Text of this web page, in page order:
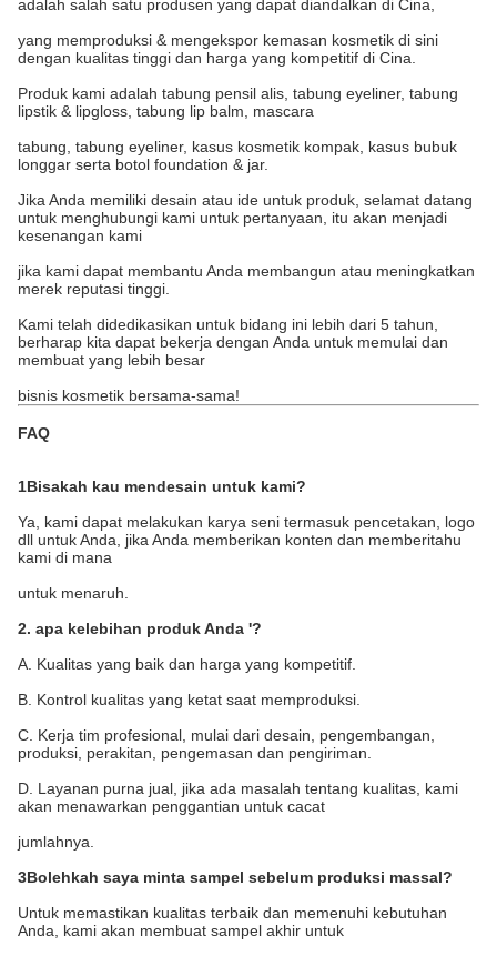
adalah salah satu produsen yang dapat diandalkan di Cina,
yang memproduksi & mengekspor kemasan kosmetik di sini
dengan kualitas tinggi dan harga yang kompetitif di Cina.
Produk kami adalah tabung pensil alis, tabung eyeliner, tabung
lipstik & lipgloss, tabung lip balm, mascara
tabung, tabung eyeliner, kasus kosmetik kompak, kasus bubuk
longgar serta botol foundation & jar.
Jika Anda memiliki desain atau ide untuk produk, selamat datang
untuk menghubungi kami untuk pertanyaan, itu akan menjadi
kesenangan kami
jika kami dapat membantu Anda membangun atau meningkatkan
merek reputasi tinggi.
Kami telah didedikasikan untuk bidang ini lebih dari 5 tahun,
berharap kita dapat bekerja dengan Anda untuk memulai dan
membuat yang lebih besar
bisnis kosmetik bersama-sama!
FAQ
1Bisakah kau mendesain untuk kami?
Ya, kami dapat melakukan karya seni termasuk pencetakan, logo
dll untuk Anda, jika Anda memberikan konten dan memberitahu
kami di mana
untuk menaruh.
2. apa kelebihan produk Anda '?
A. Kualitas yang baik dan harga yang kompetitif.
B. Kontrol kualitas yang ketat saat memproduksi.
C. Kerja tim profesional, mulai dari desain, pengembangan,
produksi, perakitan, pengemasan dan pengiriman.
D. Layanan purna jual, jika ada masalah tentang kualitas, kami
akan menawarkan penggantian untuk cacat
jumlahnya.
3Bolehkah saya minta sampel sebelum produksi massal?
Untuk memastikan kualitas terbaik dan memenuhi kebutuhan
Anda, kami akan membuat sampel akhir untuk